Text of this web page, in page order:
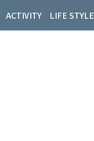
ACTIVITY LIFE STYLE